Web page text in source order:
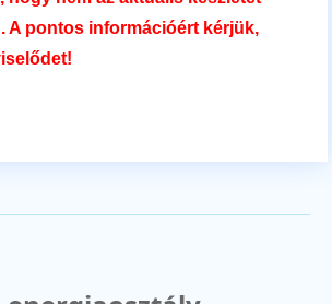
A pontos információért kérjük,